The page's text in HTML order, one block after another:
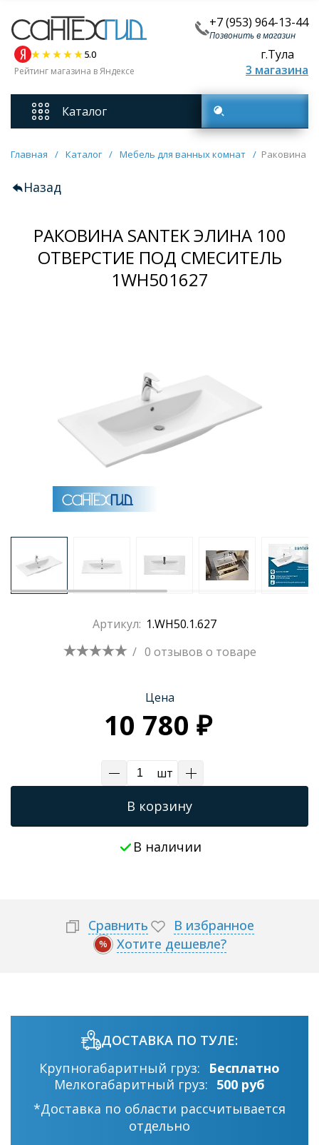
+7 (953) 964-13-44
Позвонить в магазин
5.0
Рейтинг магазина в Яндексе
г.Тула
3 магазина
Каталог
Смесители
Унитазы
Мебель для ванных комнат
Душевые кабины
Полотенцесушители
Аксессуары для ванных комнат
Душевые поддоны
Трапы для душевых
Главная / Каталог / Мебель для ванных комнат / Раковина
Назад
РАКОВИНА SANTEK ЭЛИНА 100
ОТВЕРСТИЕ ПОД СМЕСИТЕЛЬ
1WH501627
Артикул: 1.WH50.1.627
/ 0 отзывов о товаре
Цена
10 780 ₽
шт
В корзину
В наличии
Сравнить В избранное
% Хотите дешевле?
ДОСТАВКА ПО ТУЛЕ:
Крупногабаритный груз:
Бесплатно
Мелкогабаритный груз: 500 руб
*Доставка по области рассчитывается
отдельно